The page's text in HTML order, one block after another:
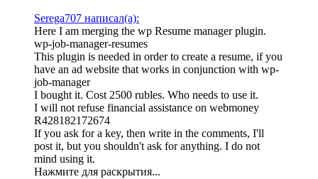
Serega707 написал(а):
Here I am merging the wp Resume manager plugin.
wp-job-manager-resumes
This plugin is needed in order to create a resume, if you
have an ad website that works in conjunction with wp-
job-manager
I bought it. Cost 2500 rubles. Who needs to use it.
I will not refuse financial assistance on webmoney
R428182172674
If you ask for a key, then write in the comments, I'll
post it, but you shouldn't ask for anything. I do not
mind using it.
Нажмите для раскрытия...